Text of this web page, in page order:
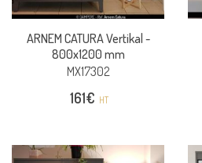
ARNEM CATURA Vertikal -
800x1200 mm
MX17302
161€ HT